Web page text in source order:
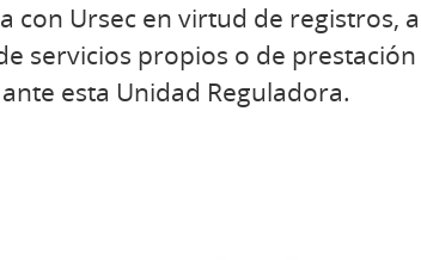
con Ursec en virtud de registros,
servicios propios o de
esta Unidad Reguladora.